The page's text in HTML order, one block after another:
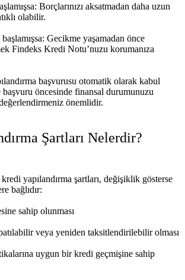
Borçlarınızı aksatmadan daha uzun
olabilir.
Gecikme yaşamadan önce
Findeks Kredi Notu’nuzu korumanıza
başvurusu otomatik olarak kabul
öncesinde finansal durumunuzu
önemlidir.
Şartları Nelerdir?
kredi yapılandırma şartları, değişiklik gösterse
bağlıdır:
sahip olunması
veya yeniden taksitlendirilebilir olması
uygun bir kredi geçmişine sahip